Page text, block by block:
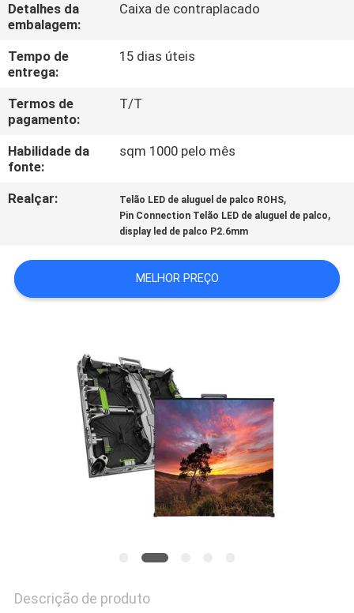
CONTROLE
DA
QUALIDADE
NOTÍCIA
DO
POLÍTICA
Detalhes da
embalagem:
Caixa de contraplacado
Tempo de
entrega:
15 dias úteis
Termos de
pagamento:
T/T
Habilidade da
fonte:
sqm 1000 pelo mês
Realçar: Telão LED de aluguel de palco ROHS,
Pin Connection Telão LED de aluguel de palco,
display led de palco P2.6mm
MELHOR PREÇO
Descrição de produto